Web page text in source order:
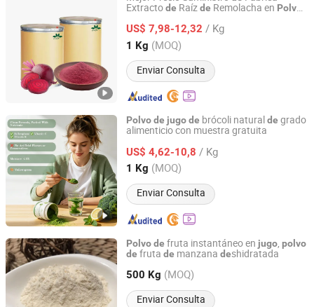
Extractode Raízde Remolacha en Polvo
US$ 7,98-12,32 / Kg
1 Kg (MOQ)
Enviar Consulta
Baoji Embellish Wood Agricultural Development Co., Ltd
Shaanxi, China Desde 2020
Polvode jugode brócoli naturalde grado
alimenticio con muestra gratuita
US$ 4,62-10,8 / Kg
1 Kg (MOQ)
Enviar Consulta
BioCoLex Group (CN-ShaanXi) Co., Ltd
Shaanxi, China Desde 2026
Polvode fruta instantáneo en jugo polvo
de fruta de manzana deshidratada
500 Kg (MOQ)
Enviar Consulta
Jiaozuo Hailian Food Co., Ltd.
Henan, China Desde 2024